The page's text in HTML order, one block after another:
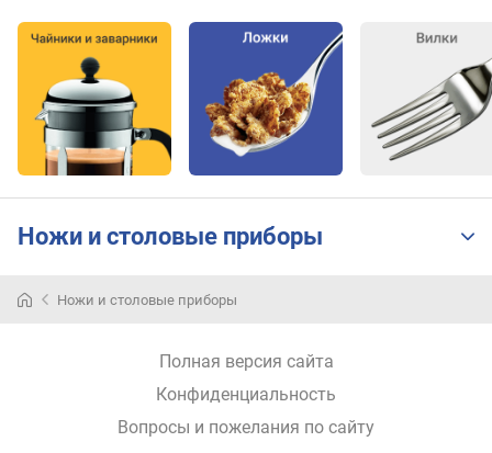
Ножи и столовые приборы
Ножи и столовые приборы
Полная версия сайта
Конфиденциальность
Вопросы и пожелания по сайту